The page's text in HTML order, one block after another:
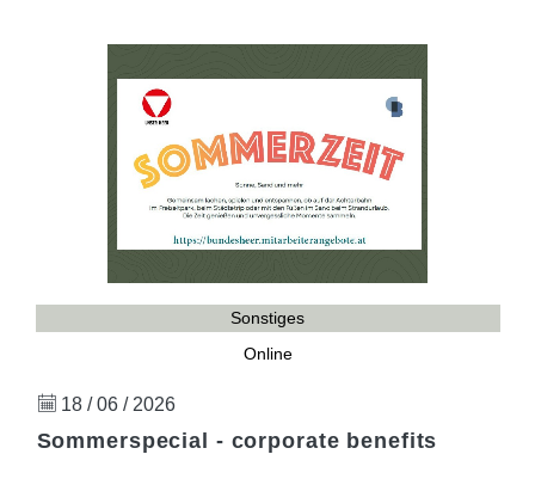
Sonstiges
Online
18 / 06 / 2026
Sommerspecial - corporate benefits